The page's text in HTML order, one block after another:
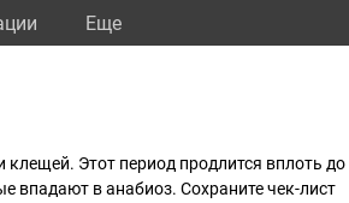
Eще
Этот период продлится вплоть до
впадают в анабиоз. Сохраните чек-лист